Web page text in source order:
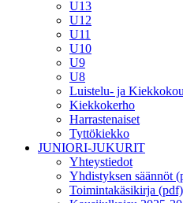
U13
U12
U11
U10
U9
U8
Luistelu- ja
Kiekkokerho
Harrastenaiset
Tyttökiekko
JUNIORI-JUKURIT
Yhteystiedot
Yhdistyksen säännöt
Toimintakäsikirja (pdf)